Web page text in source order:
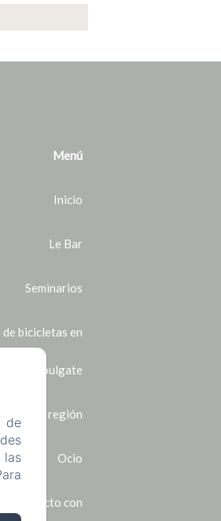
Menú
Inicio
Le Bar
Seminarios
bicicletas en
Houlgate
La región
Ocio
en contacto con
de